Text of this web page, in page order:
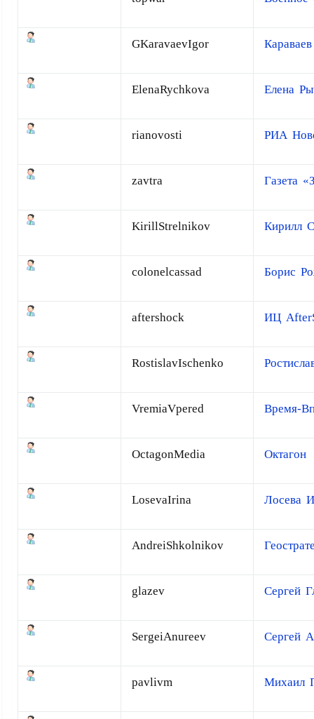
GKaravaevIgor
ElenaRychkova Елена
rianovosti РИА
zavtra Газета
KirillStrelnikov Кирилл
colonelcassad Борис
aftershock ИЦ
RostislavIschenko
VremiaVpered Время-
OctagonMedia Октагон
LosevaIrina Лосева
AndreiShkolnikov
glazev Сергей
SergeiAnureev Сергей
pavlivm Михаил